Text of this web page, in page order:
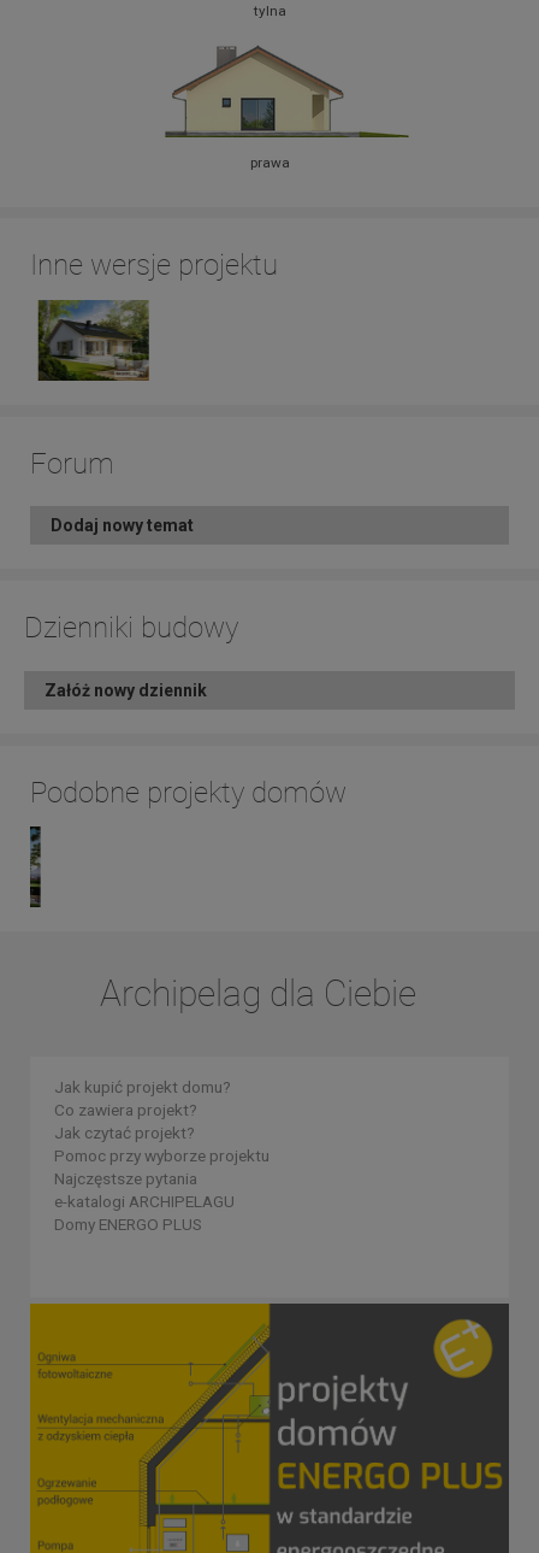
tylna
prawa
Inne wersje projektu
Forum
Dodaj nowy temat
Dzienniki budowy
Załóż nowy dziennik
Podobne projekty domów
Archipelag dla Ciebie
Jak kupić projekt domu?
Co zawiera projekt?
Jak czytać projekt?
Pomoc przy wyborze projektu
Najczęstsze pytania
e-katalogi ARCHIPELAGU
Domy ENERGO PLUS